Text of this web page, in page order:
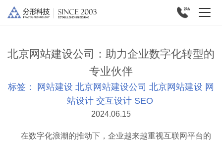
北京网站建设公司：助力企业数字化转型的
专业伙伴
标签： 网站建设 北京网站建设公司 北京网站建设 网
站设计 交互设计 SEO
2024.06.15
在数字化浪潮的推动下，企业越来越重视互联网平台的